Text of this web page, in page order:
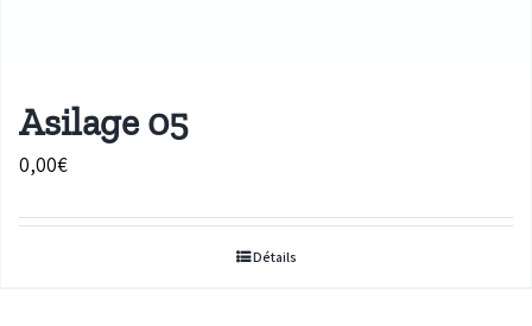
Asilage 05
0,00€
Détails